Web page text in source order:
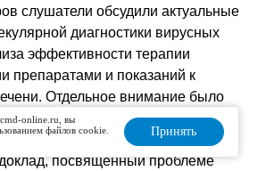
слушатели обсудили актуальные
диагностики вирусных
эффективности терапии
препаратами и показаний к
Отдельное внимание было
иммунитета против
с ним проблем. Большой
посвященный проблеме
online.ru, вы
файлов cookie.
Принять